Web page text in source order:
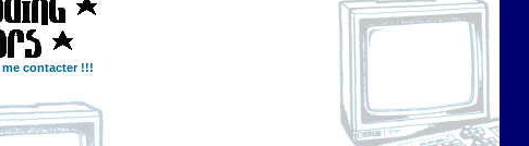
me contacter !!!